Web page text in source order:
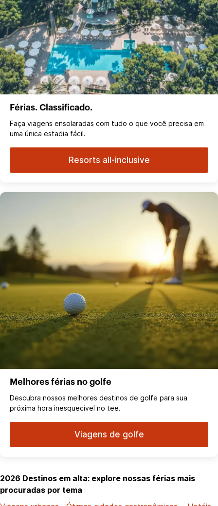
Férias. Classificado.
Faça viagens ensolaradas com tudo o que você precisa em
uma única estadia fácil.
Resorts all-inclusive
Melhores férias no golfe
Descubra nossos melhores destinos de golfe para sua
próxima hora inesquecível no tee.
Viagens de golfe
2026 Destinos em alta: explore nossas férias mais
procuradas por tema